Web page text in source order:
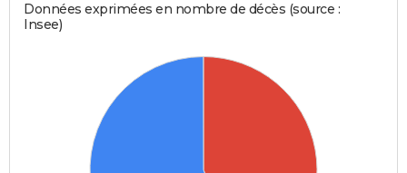
Données exprimées en nombre de décès (source :
Insee)